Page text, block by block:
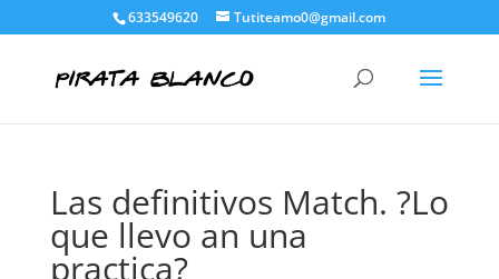
633549620 Tutiteamo0@gmail.com
Las definitivos Match. ?Lo
que llevo an una
practica?